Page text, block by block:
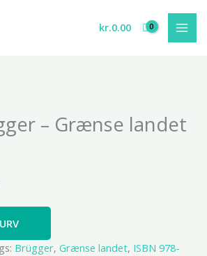
kr.0.00
– Grænse landet
Brügger, Grænse landet, ISBN 978-